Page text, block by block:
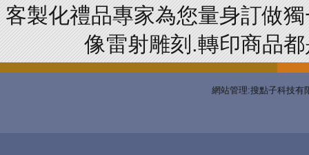
客製化禮品專家為您量身訂做
像雷射雕刻.轉印商品
網站管理:搜點子科技有